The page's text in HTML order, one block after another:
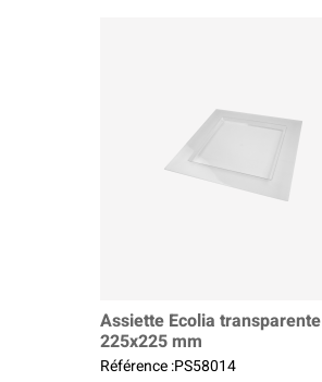
Assiette Ecolia transparente
225x225 mm
Référence :PS58014